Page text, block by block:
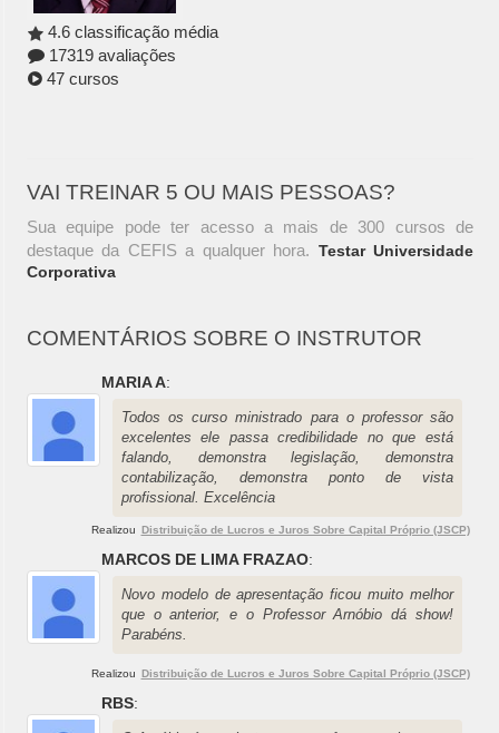
4.6 classificação média
17319 avaliações
47 cursos
VAI TREINAR 5 OU MAIS PESSOAS?
Sua equipe pode ter acesso a mais de 300 cursos de
destaque da CEFIS a qualquer hora. Testar Universidade
Corporativa
COMENTÁRIOS SOBRE O INSTRUTOR
MARIA A:
Todos os curso ministrado para o professor são
excelentes ele passa credibilidade no que está
falando, demonstra legislação, demonstra
contabilização, demonstra ponto de vista
profissional. Excelência
Realizou Distribuição de Lucros e Juros Sobre Capital Próprio (JSCP)
MARCOS DE LIMA FRAZAO:
Novo modelo de apresentação ficou muito melhor
que o anterior, e o Professor Arnóbio dá show!
Parabéns.
Realizou Distribuição de Lucros e Juros Sobre Capital Próprio (JSCP)
RBS: